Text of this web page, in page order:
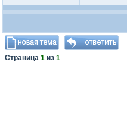
Страница 1 из 1